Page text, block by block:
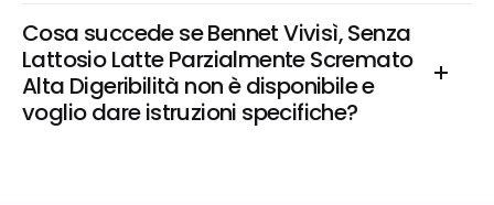
Cosa succede se Bennet Vivisì, Senza
Lattosio Latte Parzialmente Scremato
Alta Digeribilità non è disponibile e
voglio dare istruzioni specifiche?